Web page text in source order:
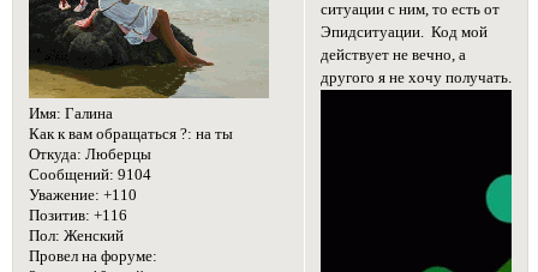
Имя: Галина
Как к вам обращаться ?: на ты
Откуда: Люберцы
Сообщений: 9104
Уважение: +110
Позитив: +116
Пол: Женский
Провел на форуме:
ситуации с ним, то есть от
Эпидситуации. Код мой
действует не вечно, а
другого я не хочу получать.